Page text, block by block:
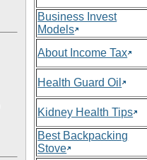
Business Invest
Models
About Income Tax
Health Guard Oil
Kidney Health Tips
Best Backpacking
Stove